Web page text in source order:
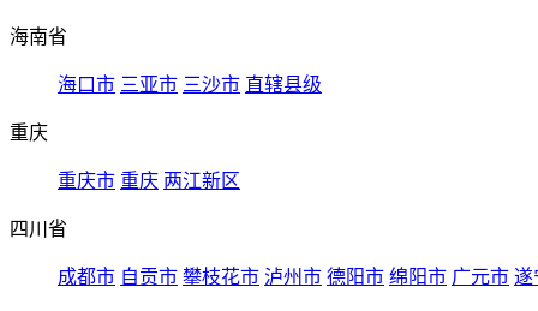
海南省
海口市 三亚市 三沙市 直辖县级
重庆
重庆市 重庆 两江新区
四川省
成都市 自贡市 攀枝花市 泸州市 德阳市 绵阳市 广元市 遂